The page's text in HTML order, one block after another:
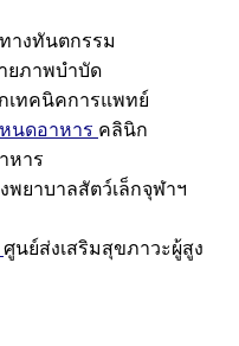
างทันตกรรม
ยภาพบำบัด
เทคนิคการแพทย์
นดอาหาร คลินิก
หาร
พยาบาลสัตว์เล็กจุฬาฯ
ศูนย์ส่งเสริมสุขภาวะผู้สูง